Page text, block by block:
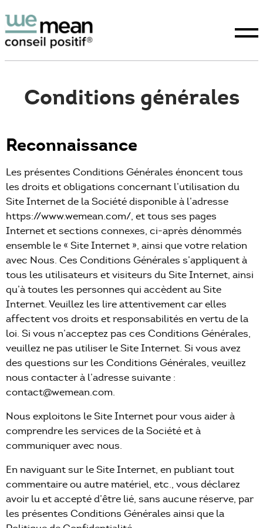
Conseil positif
Expertises
La raison d’être
Études
WeTeam
Actualités
Nous écrire
+33 1 40 07 98 71
Conditions générales
Reconnaissance
Les présentes Conditions Générales énoncent tous
les droits et obligations concernant l’utilisation du
Site Internet de la Société disponible à l’adresse
https://www.wemean.com/, et tous ses pages
Internet et sections connexes, ci-après dénommés
ensemble le « Site Internet », ainsi que votre relation
avec Nous. Ces Conditions Générales s’appliquent à
tous les utilisateurs et visiteurs du Site Internet, ainsi
qu’à toutes les personnes qui accèdent au Site
Internet. Veuillez les lire attentivement car elles
affectent vos droits et responsabilités en vertu de la
loi. Si vous n’acceptez pas ces Conditions Générales,
veuillez ne pas utiliser le Site Internet. Si vous avez
des questions sur les Conditions Générales, veuillez
nous contacter à l’adresse suivante :
contact@wemean.com.
Nous exploitons le Site Internet pour vous aider à
comprendre les services de la Société et à
communiquer avec nous.
En naviguant sur le Site Internet, en publiant tout
commentaire ou autre matériel, etc., vous déclarez
avoir lu et accepté d’être lié, sans aucune réserve, par
les présentes Conditions Générales ainsi que la